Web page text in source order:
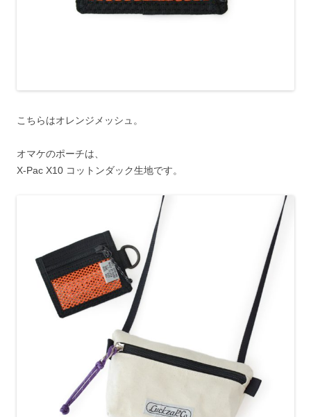
こちらはオレンジメッシュ。
オマケのポーチは、
X-Pac X10 コットンダック生地です。